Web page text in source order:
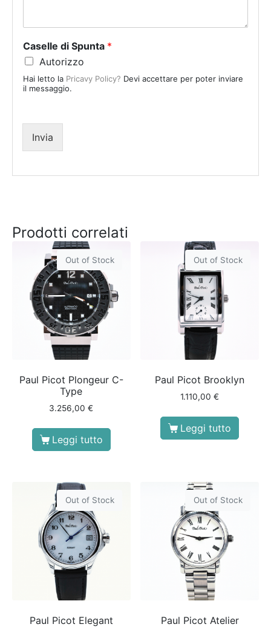
t
e
s
+
Caselle di Spunta *
Autorizzo
Hai letto la Pricavy Policy? Devi accettare per poter inviare
il messaggio.
Invia
Prodotti correlati
Out of Stock
Paul Picot Plongeur C-
Type
3.256,00€
Leggi tutto
Out of Stock
Paul Picot Brooklyn
1.110,00€
Leggi tutto
Out of Stock
Paul Picot Elegant
Out of Stock
Paul Picot Atelier